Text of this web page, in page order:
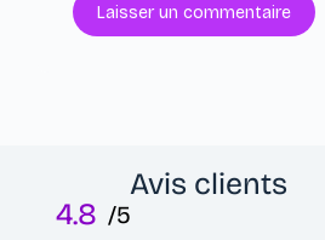
Laisser un commentaire
Avis clients
4.8 /5